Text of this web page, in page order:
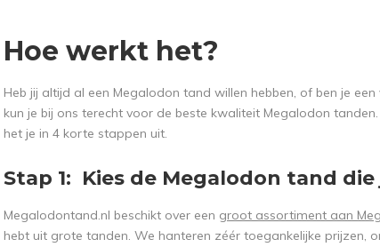
Hoe werkt het?
Heb jij altijd al een Megalodon tand willen hebben, of ben je
kun je bij ons terecht voor de beste kwaliteit Megalodon
het je in 4 korte stappen uit.
Stap 1: Kies de Megalodon tand
Megalodontand.nl beschikt over een groot assortiment aan
hebt uit grote tanden. We hanteren zéér toegankelijke prijzen,